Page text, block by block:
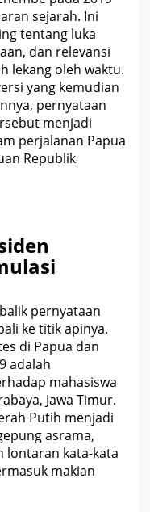
sejarah. Ini
tentang luka
dan relevansi
lekang oleh waktu.
yang kemudian
pernyataan
menjadi
perjalanan Papua
Republik
pernyataan
ke titik apinya.
di Papua dan
adalah
mahasiswa
Jawa Timur.
Putih menjadi
asrama,
lontaran kata-kata
makian